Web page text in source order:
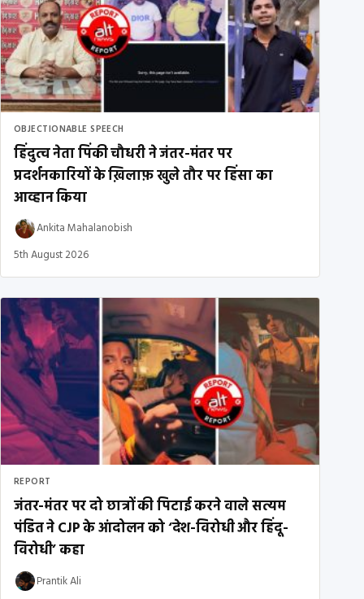
OBJECTIONABLE SPEECH
हिंदुत्व नेता पिंकी चौधरी ने जंतर-मंतर पर
प्रदर्शनकारियों के ख़िलाफ़ खुले तौर पर हिंसा का
आव्हान किया
Ankita Mahalanobish
5th August 2026
REPORT
जंतर-मंतर पर दो छात्रों की पिटाई करने वाले सत्यम
पंडित ने CJP के आंदोलन को ‘देश-विरोधी और हिंदू-
विरोधी’ कहा
Prantik Ali